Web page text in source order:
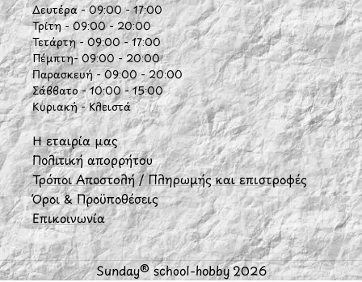
Δευτέρα - 09:00 - 17:00
Τρίτη - 09:00 - 20:00
Τετάρτη - 09:00 - 17:00
Πέμπτη- 09:00 - 20:00
Παρασκευή - 09:00 - 20:00
Σάββατο - 10:00 - 15:00
Κυριακή - Κλειστά
Η εταιρία μας
Πολιτική απορρήτου
Τρόποι Αποστολή / Πληρωμής και επιστροφές
Όροι & Προϋποθέσεις
Επικοινωνία
Sunday® school-hobby 2026